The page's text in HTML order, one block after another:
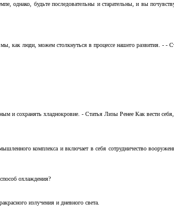
будьте последовательны и старательны, и вы
как люди, можем столкнуться в процессе нашего развития. - -
и сохранять хладнокровие. - Статья Лизы Ренее Как вести себя,
комплекса и включает в себя сотрудничество
охлаждения?
излучения и дневного света.